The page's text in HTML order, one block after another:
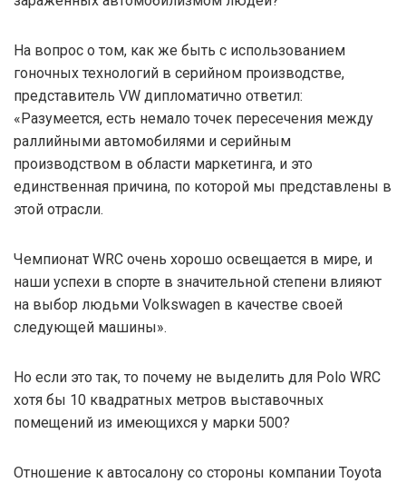
На вопрос о том, как же быть с использованием
гоночных технологий в серийном производстве,
представитель VW дипломатично ответил:
«Разумеется, есть немало точек пересечения между
раллийными автомобилями и серийным
производством в области маркетинга, и это
единственная причина, по которой мы представлены в
этой отрасли.
Чемпионат WRC очень хорошо освещается в мире, и
наши успехи в спорте в значительной степени влияют
на выбор людьми Volkswagen в качестве своей
следующей машины».
Но если это так, то почему не выделить для Polo WRC
хотя бы 10 квадратных метров выставочных
помещений из имеющихся у марки 500?
Отношение к автосалону со стороны компании Toyota